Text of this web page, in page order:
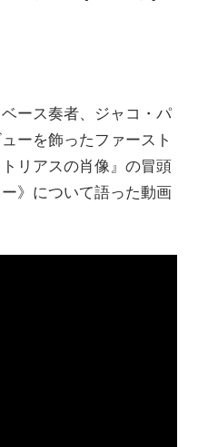
ース奏者、ジャコ・パ
ーを飾ったファースト
リアスの肖像』の冒頭
》について語った動画